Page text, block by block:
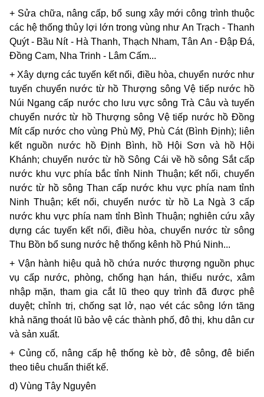
+ Sửa chữa, nâng cấp, bổ sung xây mới công trình thuộc
các hệ thống thủy lợi lớn trong vùng như An Trạch - Thanh
Quýt - Bầu Nít - Hà Thanh, Thạch Nham, Tân An - Đập Đá,
Đồng Cam, Nha Trinh - Lâm Cấm...
+ Xây dựng các tuyến kết nối, điều hòa, chuyển nước như
tuyến chuyển nước từ hồ Thượng sông Vệ tiếp nước hồ
Núi Ngang cấp nước cho lưu vực sông Trà Câu và tuyến
chuyển nước từ hồ Thượng sông Vệ tiếp nước hồ Đồng
Mít cấp nước cho vùng Phù Mỹ, Phù Cát (Bình Định); liên
kết nguồn nước hồ Định Bình, hồ Hội Sơn và hồ Hội
Khánh; chuyển nước từ hồ Sông Cái về hồ sông Sắt cấp
nước khu vực phía bắc tỉnh Ninh Thuận; kết nối, chuyển
nước từ hồ sông Than cấp nước khu vực phía nam tỉnh
Ninh Thuận; kết nối, chuyển nước từ hồ La Ngà 3 cấp
nước khu vực phía nam tỉnh Bình Thuận; nghiên cứu xây
dựng các tuyến kết nối, điều hòa, chuyển nước từ sông
Thu Bồn bổ sung nước hệ thống kênh hồ Phú Ninh...
+ Vận hành hiệu quả hồ chứa nước thượng nguồn phục
vụ cấp nước, phòng, chống hạn hán, thiếu nước, xâm
nhập mặn, tham gia cắt lũ theo quy trình đã được phê
duyệt; chỉnh trị, chống sạt lở, nạo vét các sông lớn tăng
khả năng thoát lũ bảo vệ các thành phố, đô thị, khu dân cư
và sản xuất.
+ Củng cố, nâng cấp hệ thống kè bờ, đê sông, đê biển
theo tiêu chuẩn thiết kế.
d) Vùng Tây Nguyên